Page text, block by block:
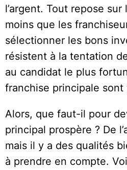
l’argent. Tout repose
moins que les
sélectionner les bons
résistent à la tentation
au candidat le plus
franchise principale sont
Alors, que faut-il pour
principal prospère ? De
mais il y a des qualités
à prendre en compte.